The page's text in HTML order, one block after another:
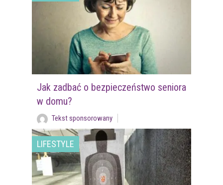
Jak zadbać o bezpieczeństwo seniora
w domu?
Tekst sponsorowany
LIFESTYLE